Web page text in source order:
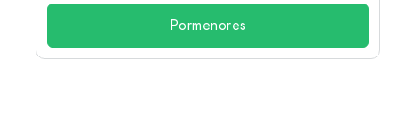
Pormenores